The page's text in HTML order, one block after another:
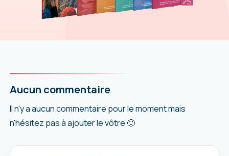
Aucun commentaire
Il n'y a aucun commentaire pour le moment mais
n'hésitez pas à ajouter le vôtre 🙂